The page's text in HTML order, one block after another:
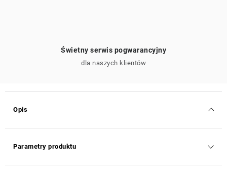
Świetny serwis pogwarancyjny
dla naszych klientów
Opis
Parametry produktu